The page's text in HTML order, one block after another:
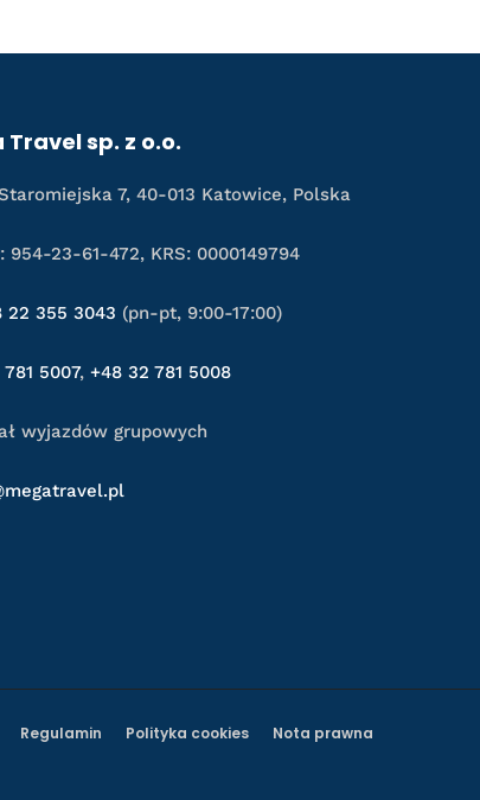
Travel sp. z o.o.
7, 40-013 Katowice, Polska
954-23-61-472, KRS: 0000149794
22 355 3043 (pn-pt, 9:00-17:00)
5007,+48 32 781 5008
wyjazdów grupowych
Regulamin Polityka cookies
Nota prawna